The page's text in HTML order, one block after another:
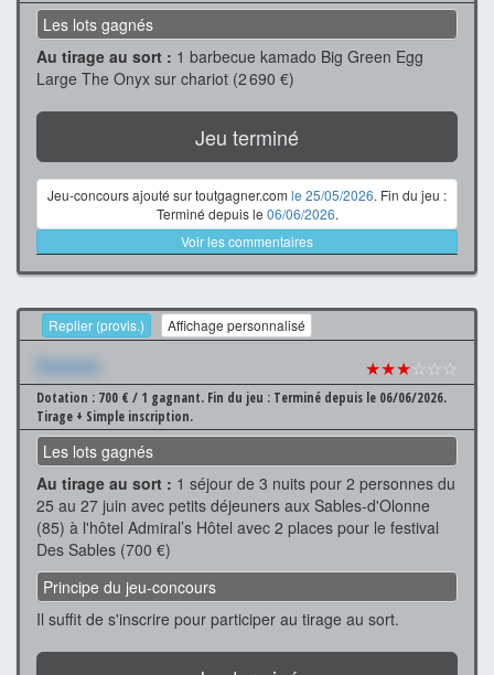
Les lots gagnés
Au tirage au sort : 1 barbecue kamado Big Green Egg
Large The Onyx sur chariot (2 690 €)
Jeu terminé
Jeu-concours ajouté sur toutgagner.com le 25/05/2026. Fin du jeu :
Terminé depuis le 06/06/2026.
Voir les commentaires
Replier (provis.) Affichage personnalisé
Xxxxxxx ★★★☆☆☆
Dotation : 700 € / 1 gagnant. Fin du jeu : Terminé depuis le 06/06/2026.
Tirage + Simple inscription.
Les lots gagnés
Au tirage au sort : 1 séjour de 3 nuits pour 2 personnes du
25 au 27 juin avec petits déjeuners aux Sables-d'Olonne
(85) à l'hôtel Admiral’s Hôtel avec 2 places pour le festival
Des Sables (700 €)
Principe du jeu-concours
Il suffit de s'inscrire pour participer au tirage au sort.